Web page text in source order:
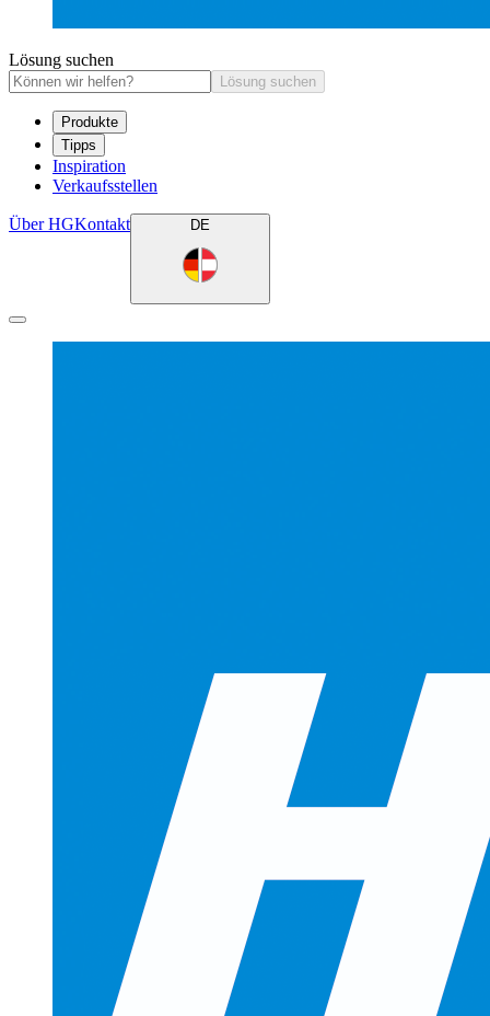
Lösung suchen
Lösung suchen
Produkte
Tipps
Inspiration
Verkaufsstellen
Über HGKontakt DE